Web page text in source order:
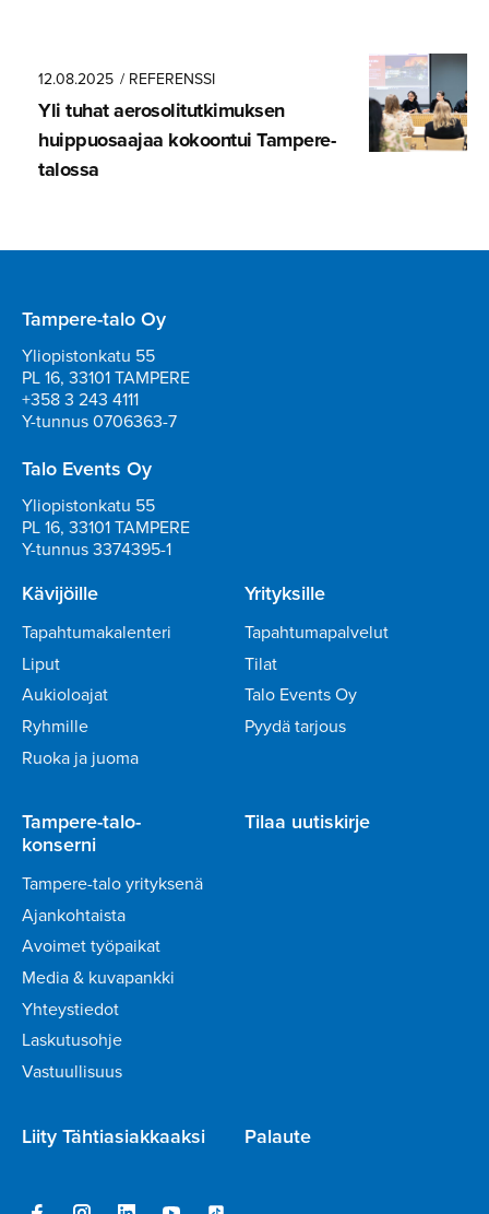
12.08.2025 / REFERENSSI
Yli tuhat aerosoli­tut­ki­muksen
huippuosaajaa kokoontui Tampere-
talossa
Tampere-talo Oy
Yliopistonkatu 55
PL 16, 33101 TAMPERE
+358 3 243 4111
Y-tunnus 0706363-7
Talo Events Oy
Yliopistonkatu 55
PL 16, 33101 TAMPERE
Y-tunnus 3374395-1
Kävijöille
Tapahtumakalenteri
Liput
Aukioloajat
Ryhmille
Ruoka ja juoma
Yrityksille
Tapahtumapalvelut
Tilat
Talo Events Oy
Pyydä tarjous
Tampere-talo-
konserni
Tampere-talo yrityksenä
Ajankohtaista
Avoimet työpaikat
Media & kuvapankki
Yhteystiedot
Laskutusohje
Vastuullisuus
Tilaa uutiskirje
Liity Tähtiasiakkaaksi Palaute